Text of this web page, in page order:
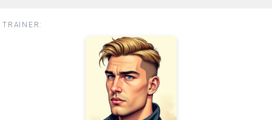
TRAINER: